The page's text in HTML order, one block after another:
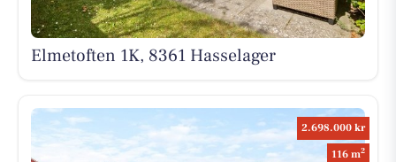
Elmetoften 1K, 8361 Hasselager
2.698.000 kr
116 m2